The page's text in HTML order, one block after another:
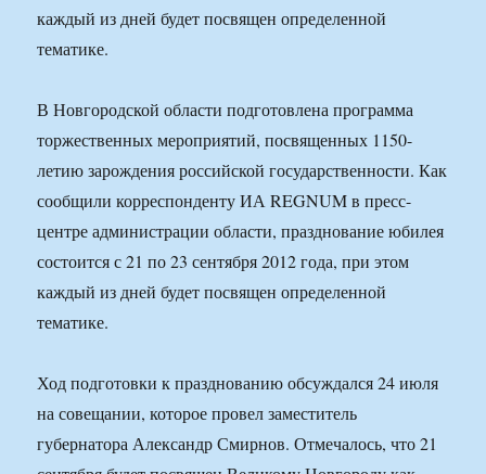
каждый из дней будет посвящен определенной
тематике.
В Новгородской области подготовлена программа
торжественных мероприятий, посвященных 1150-
летию зарождения российской государственности. Как
сообщили корреспонденту ИА REGNUM в пресс-
центре администрации области, празднование юбилея
состоится с 21 по 23 сентября 2012 года, при этом
каждый из дней будет посвящен определенной
тематике.
Ход подготовки к празднованию обсуждался 24 июля
на совещании, которое провел заместитель
губернатора Александр Смирнов. Отмечалось, что 21